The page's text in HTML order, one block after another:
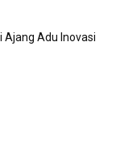
Ajang Adu Inovasi